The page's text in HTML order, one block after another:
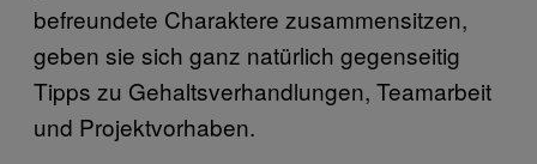
befreundete Charaktere zusammensitzen,
geben sie sich ganz natürlich gegenseitig
Tipps zu Gehaltsverhandlungen, Teamarbeit
und Projektvorhaben.